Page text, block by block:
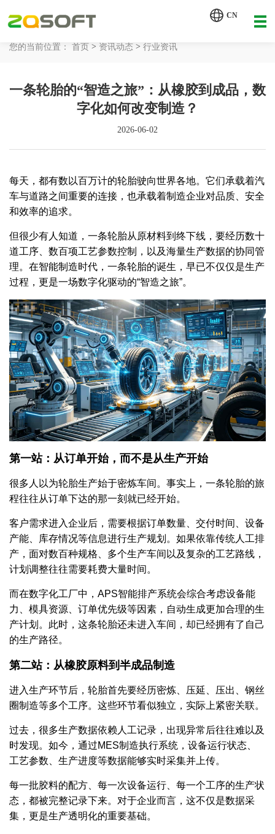
CN
工业AI
解决方案
客户案例
资讯动态
关于我们
您的当前位置： 首页 > 资讯动态 > 行业资讯
一条轮胎的“智造之旅”：从橡胶到成品，数
字化如何改变制造？
2026-06-02
每天，都有数以百万计的轮胎驶向世界各地。它们承载着汽
车与道路之间重要的连接，也承载着制造企业对品质、安全
和效率的追求。
但很少有人知道，一条轮胎从原材料到终下线，要经历数十
道工序、数百项工艺参数控制，以及海量生产数据的协同管
理。在智能制造时代，一条轮胎的诞生，早已不仅仅是生产
过程，更是一场数字化驱动的“智造之旅”。
第一站：从订单开始，而不是从生产开始
很多人以为轮胎生产始于密炼车间。事实上，一条轮胎的旅
程往往从订单下达的那一刻就已经开始。
客户需求进入企业后，需要根据订单数量、交付时间、设备
产能、库存情况等信息进行生产规划。如果依靠传统人工排
产，面对数百种规格、多个生产车间以及复杂的工艺路线，
计划调整往往需要耗费大量时间。
而在数字化工厂中，APS智能排产系统会综合考虑设备能
力、模具资源、订单优先级等因素，自动生成更加合理的生
产计划。此时，这条轮胎还未进入车间，却已经拥有了自己
的生产路径。
第二站：从橡胶原料到半成品制造
进入生产环节后，轮胎首先要经历密炼、压延、压出、钢丝
圈制造等多个工序。这些环节看似独立，实际上紧密关联。
过去，很多生产数据依赖人工记录，出现异常后往往难以及
时发现。如今，通过MES制造执行系统，设备运行状态、
工艺参数、生产进度等数据能够实时采集并上传。
每一批胶料的配方、每一次设备运行、每一个工序的生产状
态，都被完整记录下来。对于企业而言，这不仅是数据采
集，更是生产透明化的重要基础。
【AI 智能体重塑企业运营管理.pdf】